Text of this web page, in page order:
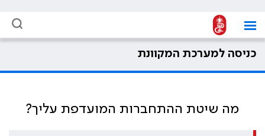
כניסה למערכת המקוונת
מה שיטת ההתחברות המועדפת עליך?